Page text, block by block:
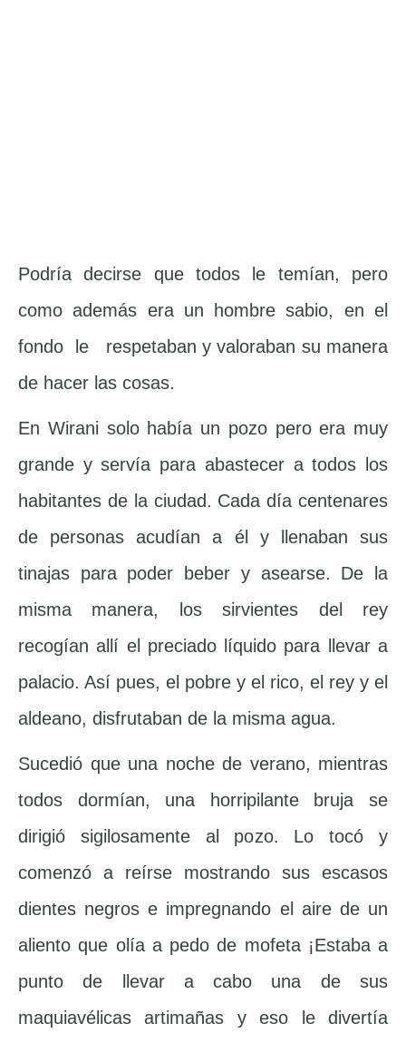
Podría decirse que todos le temían, pero
como además era un hombre sabio, en el
fondo le respetaban y valoraban su manera
de hacer las cosas.
En Wirani solo había un pozo pero era muy
grande y servía para abastecer a todos los
habitantes de la ciudad. Cada día centenares
de personas acudían a él y llenaban sus
tinajas para poder beber y asearse. De la
misma manera, los sirvientes del rey
recogían allí el preciado líquido para llevar a
palacio. Así pues, el pobre y el rico, el rey y el
aldeano, disfrutaban de la misma agua.
Sucedió que una noche de verano, mientras
todos dormían, una horripilante bruja se
dirigió sigilosamente al pozo. Lo tocó y
comenzó a reírse mostrando sus escasos
dientes negros e impregnando el aire de un
aliento que olía a pedo de mofeta ¡Estaba a
punto de llevar a cabo una de sus
maquiavélicas artimañas y eso le divertía